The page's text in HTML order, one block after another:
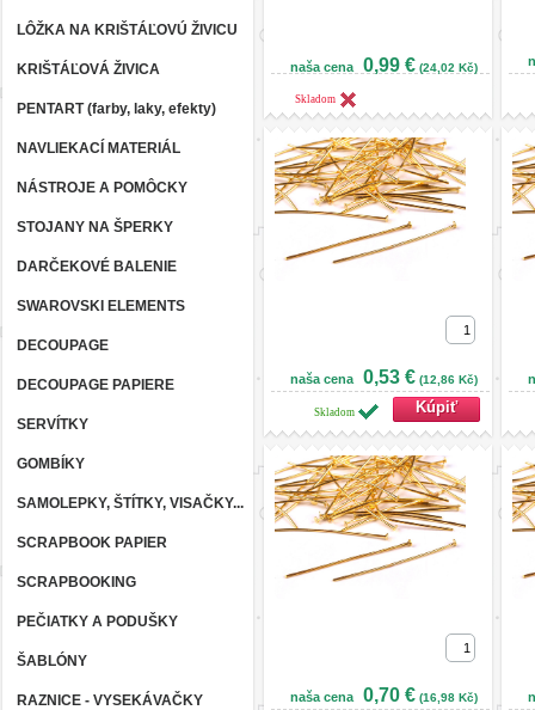
LÔŽKA NA KRIŠTÁĽOVÚ ŽIVICU
KRIŠTÁĽOVÁ ŽIVICA
PENTART (farby, laky, efekty)
NAVLIEKACÍ MATERIÁL
NÁSTROJE A POMÔCKY
STOJANY NA ŠPERKY
DARČEKOVÉ BALENIE
SWAROVSKI ELEMENTS
DECOUPAGE
DECOUPAGE PAPIERE
SERVÍTKY
GOMBÍKY
SAMOLEPKY, ŠTÍTKY, VISAČKY...
SCRAPBOOK PAPIER
SCRAPBOOKING
PEČIATKY A PODUŠKY
ŠABLÓNY
RAZNICE - VYSEKÁVAČKY
naša cena 0,99 € (24,02 Kč)
Skladom
naša cena 0,53 € (12,86 Kč)
Skladom
naša cena 0,70 € (16,98 Kč)